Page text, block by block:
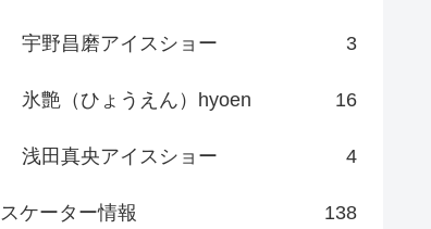
宇野昌磨アイスショー 3
氷艶（ひょうえん）hyoen 16
浅田真央アイスショー 4
スケーター情報 138